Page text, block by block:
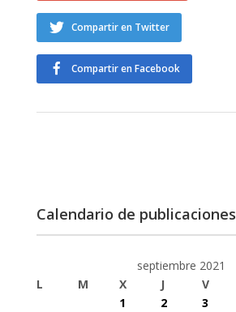
Compartir en Twitter
Compartir en Facebook
Calendario de publicaciones
septiembre 2021
L
M X J V
1
2 3